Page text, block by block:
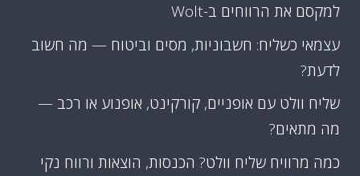
למקסם את הרווחים ב-Wolt
עצמאי כשליח: חשבוניות, מסים וביטוח — מה חשוב
לדעת?
שליח וולט עם אופניים, קורקינט, אופנוע או רכב —
מה מתאים?
כמה מרוויח שליח וולט? הכנסות, הוצאות ורווח נקי